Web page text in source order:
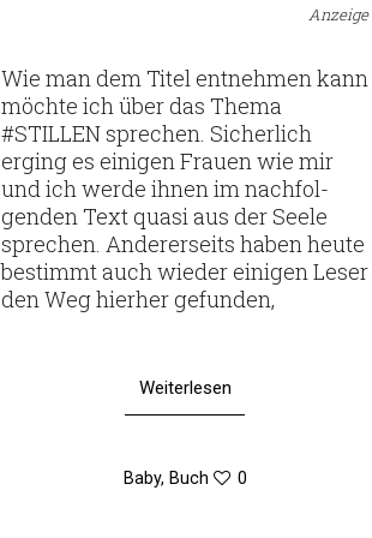
Anzeige
Wie man dem Titel ent­nehmen kann
möchte ich über das Thema
#STILLEN spre­chen. Sicher­lich
erging es einigen Frauen wie mir
und ich werde ihnen im nach­fol­
genden Text quasi aus der Seele
spre­chen. Ande­rer­seits haben heute
bestimmt auch wieder einigen Leser
den Weg hierher gefunden,
Weiterlesen
Baby, Buch 0